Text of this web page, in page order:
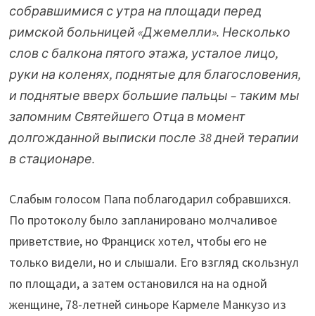
собравшимися с утра на площади перед
римской больницей «Джемелли». Несколько
слов с балкона пятого этажа, усталое лицо,
руки на коленях, поднятые для благословения,
и поднятые вверх большие пальцы – таким мы
запомним Святейшего Отца в момент
долгожданной выписки после 38 дней терапии
в стационаре.
Слабым голосом Папа поблагодарил собравшихся.
По протоколу было запланировано молчаливое
приветствие, но Франциск хотел, чтобы его не
только видели, но и слышали. Его взгляд скользнул
по площади, а затем остановился на на одной
женщине, 78-летней синьоре Кармеле Манкузо из